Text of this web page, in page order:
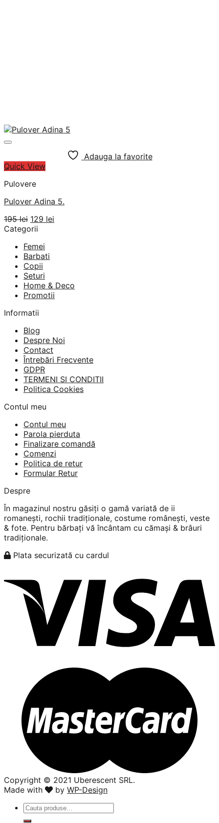
Adauga la favorite
Quick View
Pulovere
Pulover Adina 5.
195lei Prețul
inițial
fost:
195 lei.
129 lei
Categorii
Femei
Barbati
Copii
Seturi
Home & Deco
Promotii
Informatii
Blog
Despre Noi
Contact
Întrebări Frecvente
GDPR
TERMENI SI CONDITII
Politica Cookies
Contul meu
Contul meu
Parola pierduta
Finalizare comandă
Comenzi
Politica de retur
Formular Retur
Despre
În magazinul nostru găsiți o gamă variată de ii
romanești, rochii tradiționale, costume românești, veste
& fote. Pentru bărbați vă încântam cu cămași & brâuri
tradiționale.
Plata securizată cu cardul
Copyright ©️ 2021 Uberescent SRL.
Made with
by WP-Design
Caută
după: